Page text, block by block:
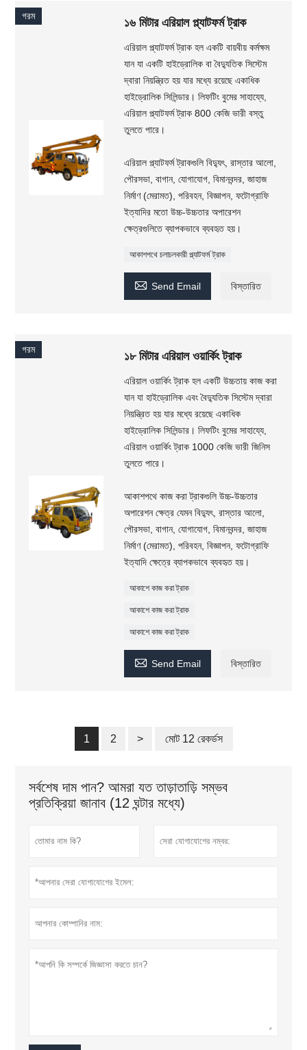
গরম ১৬ মিটার এরিয়াল প্ল্যাটফর্ম ট্রাক
এরিয়াল প্ল্যাটফর্ম ট্রাক হল একটি বায়বীয় কর্মক্ষম
যান যা একটি হাইড্রোলিক বা বৈদ্যুতিক সিস্টেম
দ্বারা নিয়ন্ত্রিত হয় যার মধ্যে রয়েছে একাধিক
হাইড্রোলিক সিলিন্ডার। লিফটিং বুমের সাহায্যে,
এরিয়াল প্ল্যাটফর্ম ট্রাক 800 কেজি ভারী বস্তু
তুলতে পারে।
এরিয়াল প্ল্যাটফর্ম ট্রাকগুলি বিদ্যুৎ, রাস্তার আলো,
পৌরসভা, বাগান, যোগাযোগ, বিমানবন্দর, জাহাজ
নির্মাণ (মেরামত), পরিবহন, বিজ্ঞাপন, ফটোগ্রাফি
ইত্যাদির মতো উচ্চ-উচ্চতার অপারেশন
ক্ষেত্রগুলিতে ব্যাপকভাবে ব্যবহৃত হয়।
আকাশপথে চলাচলকারী প্ল্যাটফর্ম ট্রাক
 Send Email বিস্তারিত
গরম ১৮ মিটার এরিয়াল ওয়ার্কিং ট্রাক
এরিয়াল ওয়ার্কিং ট্রাক হল একটি উচ্চতায় কাজ করা
যান যা হাইড্রোলিক এবং বৈদ্যুতিক সিস্টেম দ্বারা
নিয়ন্ত্রিত হয় যার মধ্যে রয়েছে একাধিক
হাইড্রোলিক সিলিন্ডার। লিফটিং বুমের সাহায্যে,
এরিয়াল ওয়ার্কিং ট্রাক 1000 কেজি ভারী জিনিস
তুলতে পারে।
আকাশপথে কাজ করা ট্রাকগুলি উচ্চ-উচ্চতার
অপারেশন ক্ষেত্র যেমন বিদ্যুৎ, রাস্তার আলো,
পৌরসভা, বাগান, যোগাযোগ, বিমানবন্দর, জাহাজ
নির্মাণ (মেরামত), পরিবহন, বিজ্ঞাপন, ফটোগ্রাফি
ইত্যাদি ক্ষেত্রে ব্যাপকভাবে ব্যবহৃত হয়।
আকাশে কাজ করা ট্রাক
আকাশে কাজ করা ট্রাক
আকাশে কাজ করা ট্রাক
 Send Email বিস্তারিত
1 2 > মোট 12 রেকর্ডস
সর্বশেষ দাম পান? আমরা যত তাড়াতাড়ি সম্ভব
প্রতিক্রিয়া জানাব (12 ঘন্টার মধ্যে)